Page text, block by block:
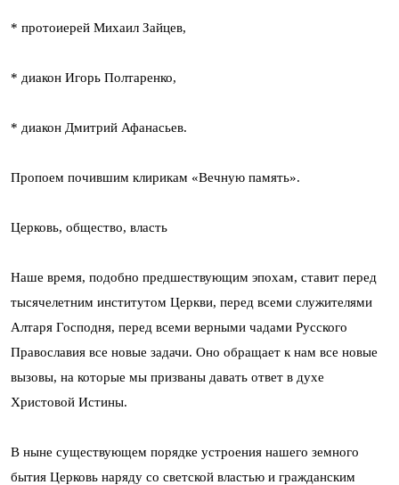
* протоиерей Михаил Зайцев,
* диакон Игорь Полтаренко,
* диакон Дмитрий Афанасьев.
Пропоем почившим клирикам «Вечную память».
Церковь, общество, власть
Наше время, подобно предшествующим эпохам, ставит перед
тысячелетним институтом Церкви, перед всеми служителями
Алтаря Господня, перед всеми верными чадами Русского
Православия все новые задачи. Оно обращает к нам все новые
вызовы, на которые мы призваны давать ответ в духе
Христовой Истины.
В ныне существующем порядке устроения нашего земного
бытия Церковь наряду со светской властью и гражданским